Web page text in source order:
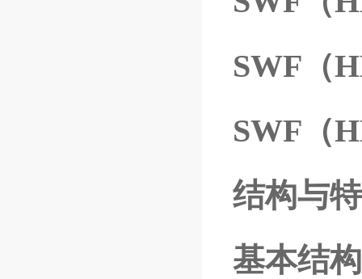
SWF（
SWF（
结构与
基本结